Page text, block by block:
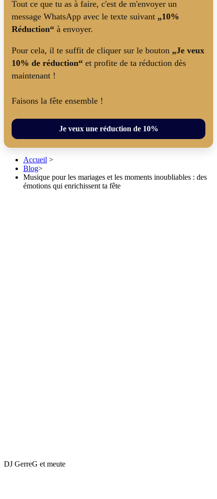
Tout ce que tu as à faire, c'est de m'envoyer un
message WhatsApp avec le texte suivant „10%
Réduction“ à envoyer.
Pour cela, il te suffit de cliquer sur le bouton „Je veux
10% de réduction“ et profite de ta réduction dès
maintenant !
Faisons la fête ensemble !
Je veux une réduction de 10%
Accueil >
Blog>
Musique pour les mariages et les moments inoubliables : des
émotions qui enrichissent ta fête
DJ GerreG et meute